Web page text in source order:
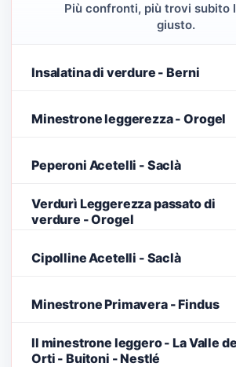
Più confronti, più trovi subito
giusto.
Insalatina di verdure - Berni
Minestrone leggerezza - Orogel
Peperoni Acetelli - Saclà
Verdurì Leggerezza passato di
verdure - Orogel
Cipolline Acetelli - Saclà
Minestrone Primavera - Findus
Il minestrone leggero - La Valle
Orti - Buitoni - Nestlé